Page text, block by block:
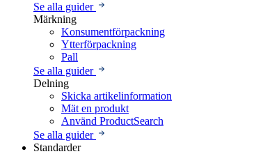
Se alla guider
Märkning
Konsumentförpackning
Ytterförpackning
Pall
Se alla guider
Delning
Skicka artikelinformation
Mät en produkt
Använd ProductSearch
Se alla guider
Standarder